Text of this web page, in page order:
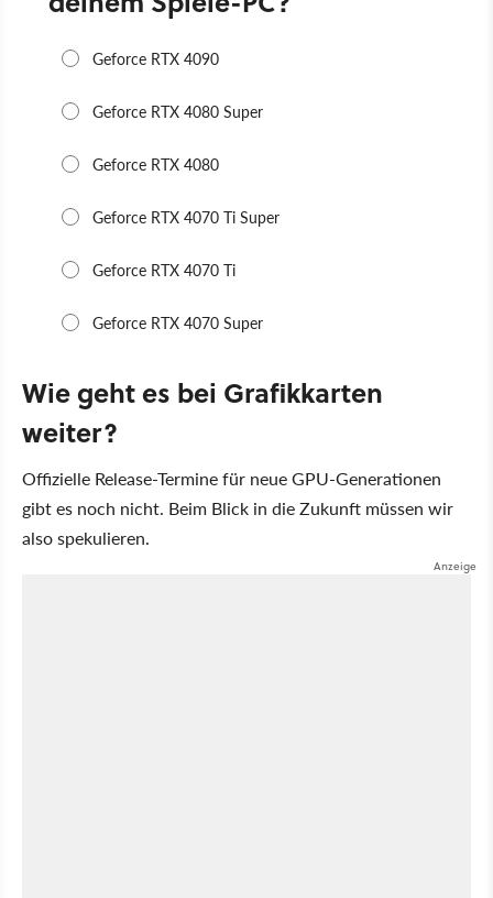
Wie geht es bei Grafikkarten
weiter?
Offizielle Release-Termine für neue GPU-Generationen
gibt es noch nicht. Beim Blick in die Zukunft müssen wir
also spekulieren.